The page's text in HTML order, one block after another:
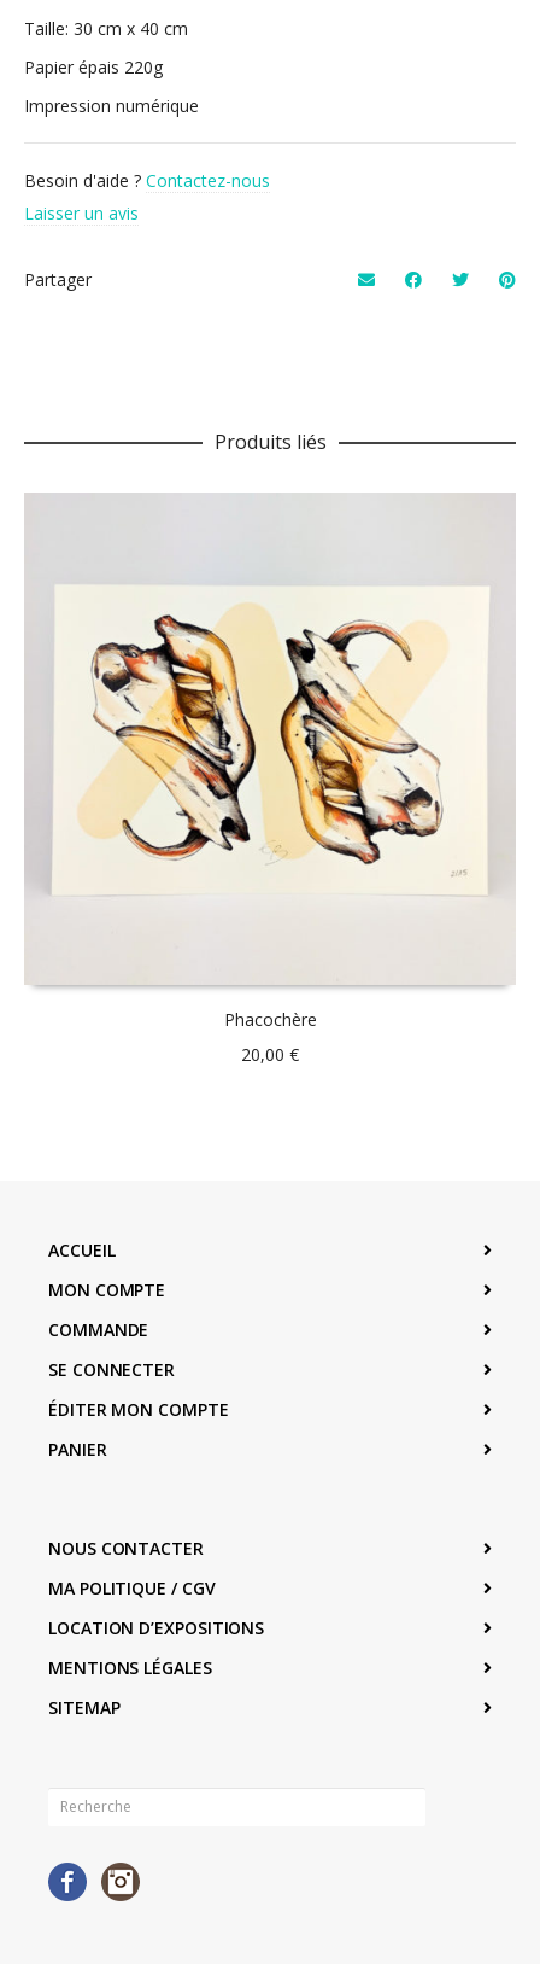
Taille: 30 cm x 40 cm
Papier épais 220g
Impression numérique
Besoin d'aide ? Contactez-nous
Laisser un avis
Partager
Produits liés
Phacochère
20,00 €
ACCUEIL
MON COMPTE
COMMANDE
SE CONNECTER
ÉDITER MON COMPTE
PANIER
NOUS CONTACTER
MA POLITIQUE / CGV
LOCATION D’EXPOSITIONS
MENTIONS LÉGALES
SITEMAP
Facebook